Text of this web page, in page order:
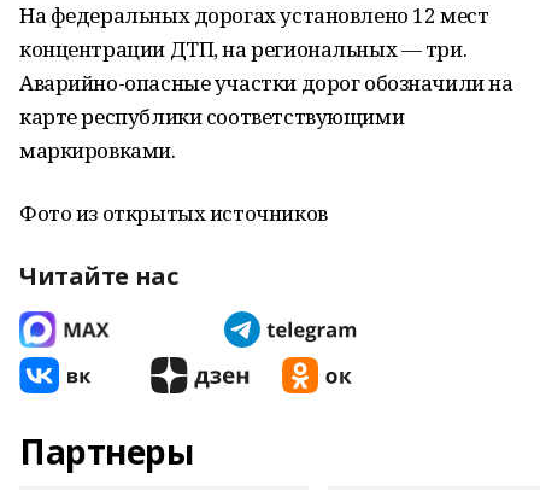
На федеральных дорогах установлено 12 мест
концентрации ДТП, на региональных — три.
Аварийно-опасные участки дорог обозначили на
карте республики соответствующими
маркировками.
Фото из открытых источников
Читайте нас
Партнеры